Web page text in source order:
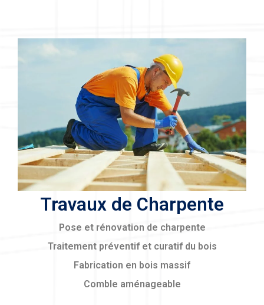
Travaux de Charpente
Pose et rénovation de charpente
Traitement préventif et curatif du bois
Fabrication en bois massif
Comble aménageable